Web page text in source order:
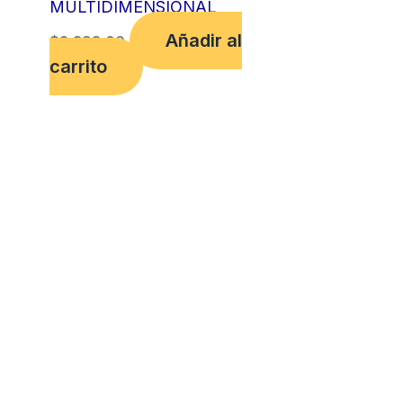
MULTIDIMENSIONAL
$2,398.00
Añadir al
carrito